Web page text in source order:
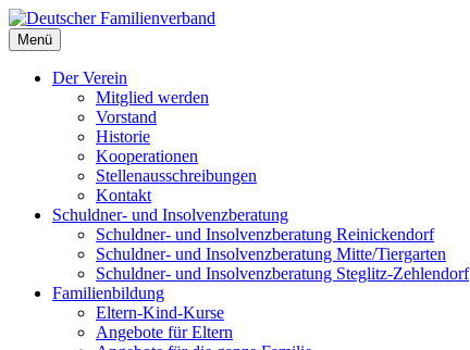
Deutscher Familienverband
Landesverband Berlin
Menü
Der Verein
Mitglied werden
Vorstand
Historie
Kooperationen
Stellenausschreibungen
Kontakt
Schuldner- und Insolvenzberatung
Schuldner- und Insolvenzberatung Reinickendorf
Schuldner- und Insolvenzberatung Mitte/Tiergarten
Schuldner- und Insolvenzberatung Steglitz-Zehlendorf
Familienbildung
Eltern-Kind-Kurse
Angebote für Eltern